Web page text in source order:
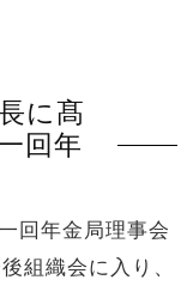
に髙
回年
回年金局理事会
組織会に入り、